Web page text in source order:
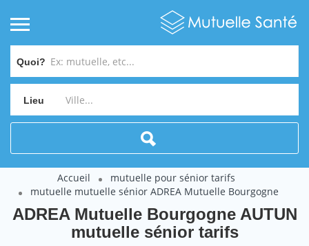
Quoi?
Lieu
Accueil
mutuelle pour sénior tarifs
mutuelle mutuelle sénior ADREA Mutuelle Bourgogne
ADREA Mutuelle Bourgogne AUTUN
mutuelle sénior tarifs